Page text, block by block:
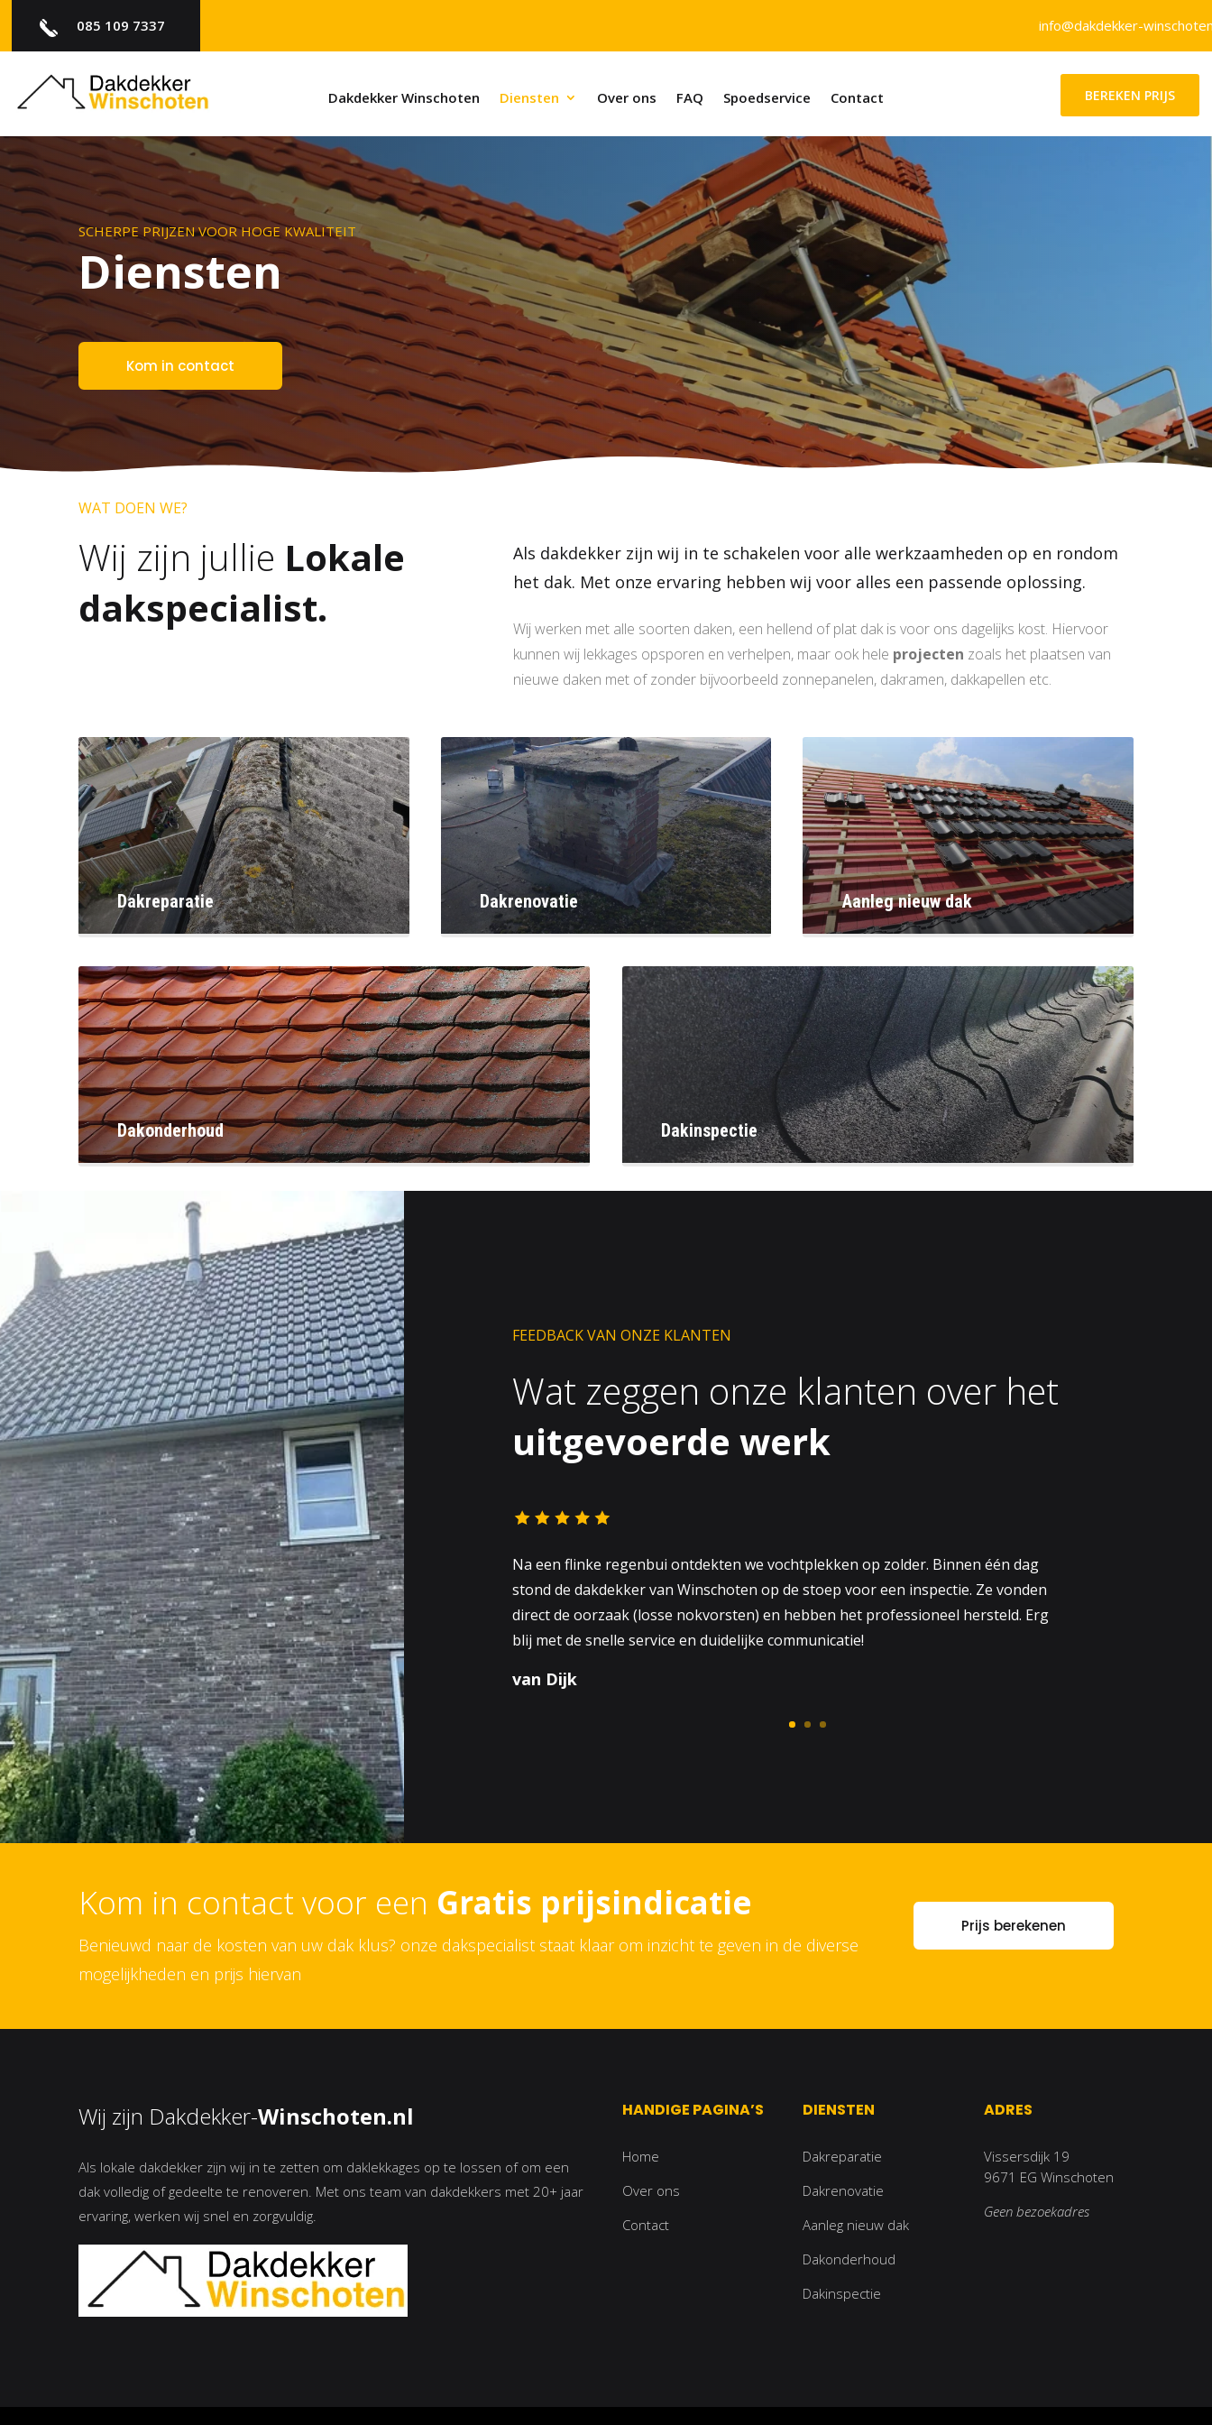
085 109 7337 info@dakdekker-
Dakdekker Winschoten Diensten Over ons FAQ Spoedservice Contact BEREKEN PRIJS
SCHERPE PRIJZEN VOOR HOGE KWALITEIT
Diensten
Kom in contact
WAT DOEN WE?
Wij zijn jullie Lokale
dakspecialist.
Als dakdekker zijn wij in te schakelen voor alle werkzaamheden op en rondom
het dak. Met onze ervaring hebben wij voor alles een passende oplossing.
Wij werken met alle soorten daken, een hellend of plat dak is voor ons dagelijks kost. Hiervoor
kunnen wij lekkages opsporen en verhelpen, maar ook hele projecten zoals het plaatsen van
nieuwe daken met of zonder bijvoorbeeld zonnepanelen, dakramen, dakkapellen etc.
Dakreparatie Dakrenovatie Aanleg nieuw dak
Dakonderhoud Dakinspectie
FEEDBACK VAN ONZE KLANTEN
Wat zeggen onze klanten over het
uitgevoerde werk
J. de Groot
Kom in contact voor een Gratis prijsindicatie
Benieuwd naar de kosten van uw dak klus? onze dakspecialist staat klaar om inzicht te geven in de diverse
mogelijkheden en prijs hiervan
Prijs berekenen
Wij zijn Dakdekker-Winschoten.nl
Als lokale dakdekker zijn wij in te zetten om daklekkages op te lossen of om een
dak volledig of gedeelte te renoveren. Met ons team van dakdekkers met 20+ jaar
ervaring, werken wij snel en zorgvuldig.
HANDIGE PAGINA’S
Home
Over ons
Contact
DIENSTEN
Dakreparatie
Dakrenovatie
Aanleg nieuw dak
Dakonderhoud
Dakinspectie
ADRES
Vissersdijk 19
9671 EG Winschoten
Geen bezoekadres